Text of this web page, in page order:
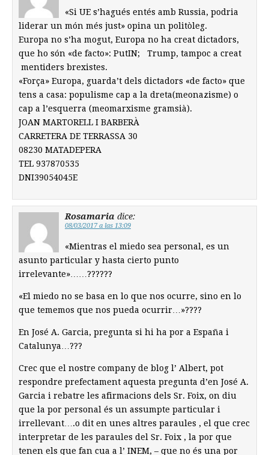
«Si UE s’hagués entés amb Russia, podria
liderar un món més just» opina un politòleg.
Europa no s’ha mogut, Europa no ha creat dictadors,
que ho són «de facto»: PutIN; Trump, tampoc a creat
mentiders brexistes.
«Força» Europa, guarda’t dels dictadors «de facto» que
tens a casa: populisme cap a la dreta(meonazisme) o
cap a l’esquerra (meomarxisme gramsià).
JOAN MARTORELL I BARBERÀ
CARRETERA DE TERRASSA 30
08230 MATADEPERA
TEL 937870535
DNI39054045E
Rosamaria dice:
08/03/2017 a las 13:09
«Mientras el miedo sea personal, es un
asunto particular y hasta cierto punto
irrelevante»……??????
«El miedo no se basa en lo que nos ocurre, sino en lo
que tememos que nos pueda ocurrir…»????
En José A. Garcia, pregunta si hi ha por a España i
Catalunya…???
Crec que el nostre company de blog l’ Albert, pot
respondre prefectament aquesta pregunta d’en José A.
Garcia i rebatre les afirmacions dels Sr. Foix, on diu
que la por personal és un assumpte particular i
irrellevant….o dit en unes altres paraules , el que crec
interpretar de les paraules del Sr. Foix , la por que
tenen els que fan cua a l’ INEM, – que no és una por